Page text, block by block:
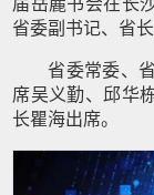
省委副书记、省
省委常委、
席吴义勤、邱华
长瞿海出席。